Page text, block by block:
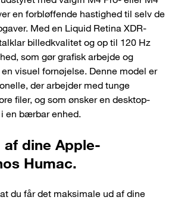
en forbløffende hastighed til selv de
Med en Liquid Retina XDR-
billedkvalitet og op til 120 Hz
som gør grafisk arbejde og
visuel fornøjelse. Denne model er
der arbejder med tunge
filer, og som ønsker en desktop-
en bærbar enhed.
af dine Apple-
Humac.
du får det maksimale ud af dine